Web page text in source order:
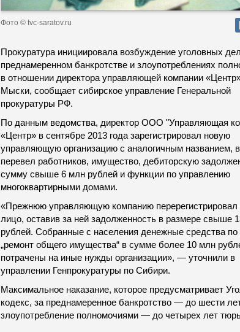
Фото © tvc-saratov.ru
Прокуратура инициировала возбуждение уголовных
преднамеренном банкротстве и злоупотреблениях
в отношении директора управляющей компании
Мыски, сообщает сибирское управление Генеральной
прокуратуры РФ.
По данным ведомства, директор ООО "Управляющая
«Центр» в сентябре 2013 года зарегистрировал новую
управляющую организацию с аналогичным названием,
перевел работников, имущество, дебиторскую
сумму свыше 6 млн рублей и функции по управлению
многоквартирными домами.
«Прежнюю управляющую компанию перерегистрировал
лицо, оставив за ней задолженность в размере свыше
рублей. Собранные с населения денежные средства по
„ремонт общего имущества“ в сумме более 10 млн
потрачены на иные нужды организации», — уточнили в
управлении Генпрокуратуры по Сибири.
Максимальное наказание, которое предусматривает
кодекс, за преднамеренное банкротство — до шести
злоупотребление полномочиями — до четырех лет